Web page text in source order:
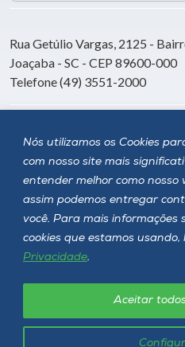
Nós utilizamos os Cookies
com nosso site mais
entender melhor como nosso
assim podemos entregar
você. Para mais informações
cookies que estamos usando,
Privacidade.
Aceitar
Rua Getúlio Vargas, 2125 -
Joaçaba - SC - CEP 89600-000
Telefone (49) 3551-2000
Siga a Unoesc
Unoesc © 2026 - Todos os direitos
Política de privacidade LGPD